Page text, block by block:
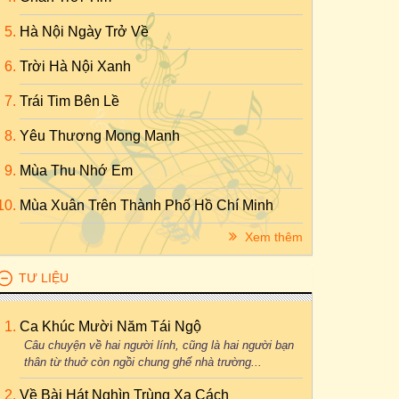
Hà Nội Ngày Trở Về
Trời Hà Nội Xanh
Trái Tim Bên Lề
Yêu Thương Mong Manh
Mùa Thu Nhớ Em
Mùa Xuân Trên Thành Phố Hồ Chí Minh
Xem thêm
TƯ LIỆU
Ca Khúc Mười Năm Tái Ngộ
Câu chuyện về hai người lính, cũng là hai người bạn
thân từ thuở còn ngồi chung ghế nhà trường...
Về Bài Hát Nghìn Trùng Xa Cách